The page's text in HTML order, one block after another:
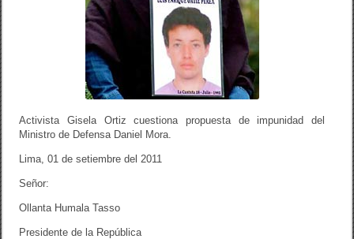
Activista Gisela Ortiz cuestiona propuesta de impunidad del
Ministro de Defensa Daniel Mora.
Lima, 01 de setiembre del 2011
Señor:
Ollanta Humala Tasso
Presidente de la República